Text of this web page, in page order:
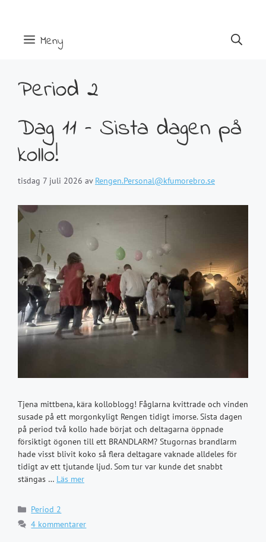
Meny
Period 2
Dag 11 – Sista dagen på
kollo!
tisdag 7 juli 2026 av Rengen.Personal@kfumorebro.se
Tjena mittbena, kära kolloblogg! Fåglarna kvittrade och vinden
susade på ett morgonkyligt Rengen tidigt imorse. Sista dagen
på period två kollo hade börjat och deltagarna öppnade
försiktigt ögonen till ett BRANDLARM? Stugornas brandlarm
hade visst blivit koko så flera deltagare vaknade alldeles för
tidigt av ett tjutande ljud. Som tur var kunde det snabbt
stängas … Läs mer
Kategorier
Period 2
4 kommentarer